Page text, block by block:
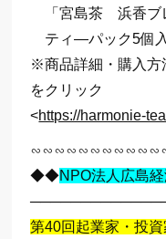
「宮島茶 浜香ブ
ティ―パック5個
※商品詳細・購入方
をクリック
<https://harmonie-
◆◆NPO法人広島
第40回起業家・投